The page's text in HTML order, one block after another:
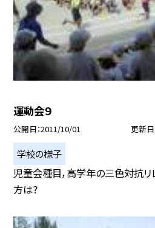
運動会９
公開日 2011/10/01 更新日
学校の様子
児童会種目，高学年の三色対抗リ
方は?